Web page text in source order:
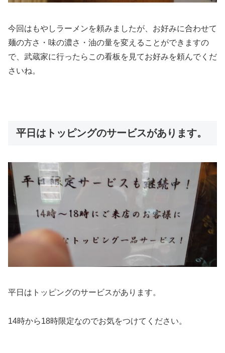
今回はもやしラーメンを頼みましたが、お好みに合わせて
麺の方さ・味の濃さ・油の量を変えることができますの
で、武蔵家に行ったらこの看板を見てお好みを頼んでくだ
さいね。
平日はトッピングのサービスがあります。
平日はトッピングのサービスがあります。
14時から18時限定なのでお気をつけてください。